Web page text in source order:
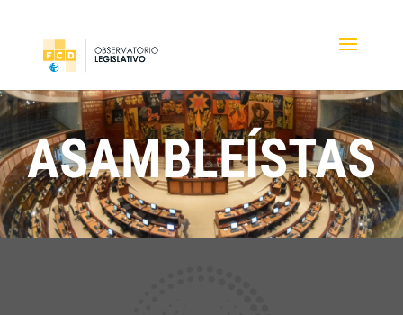
ASAMBLEÍSTAS